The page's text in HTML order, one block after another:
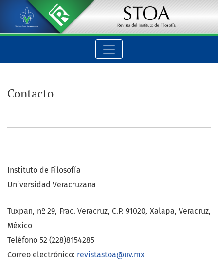
Contacto
Contacto
Instituto de Filosofía
Universidad Veracruzana
Tuxpan, nº 29, Frac. Veracruz, C.P. 91020, Xalapa, Veracruz,
México
Teléfono 52 (228)8154285
Correo electrónico: revistastoa@uv.mx